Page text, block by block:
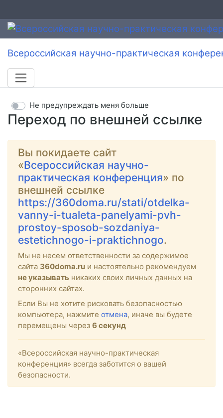
Всероссийская научно-практическая
Переход по внешней ссылке
Не предупреждать меня больше
Вы покидаете сайт
«Всероссийская научно-
практическая конференция» по
внешней ссылке
https://360doma.ru/stati/otdelka-
vanny-i-tualeta-panelyami-pvh-
prostoy-sposob-sozdaniya-
estetichnogo-i-praktichnogo.
Мы не несем ответственности за содержимое
сайта 360doma.ru и настоятельно рекомендуем
не указывать никаких своих личных данных на
сторонних сайтах.
Если Вы не хотите рисковать безопасностью
компьютера, нажмите отмена, иначе вы будете
перемещены через 6 секунд
«Всероссийская научно-практическая
конференция» всегда заботится о вашей
безопасности.